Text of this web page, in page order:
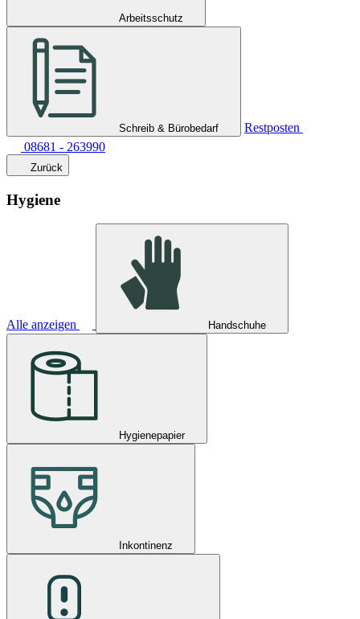
Arbeitsschutz
Schreib & Bürobedarf
Restposten
08681 - 263990
Zurück
Hygiene
Alle anzeigen Handschuhe
Hygienepapier
Inkontinenz